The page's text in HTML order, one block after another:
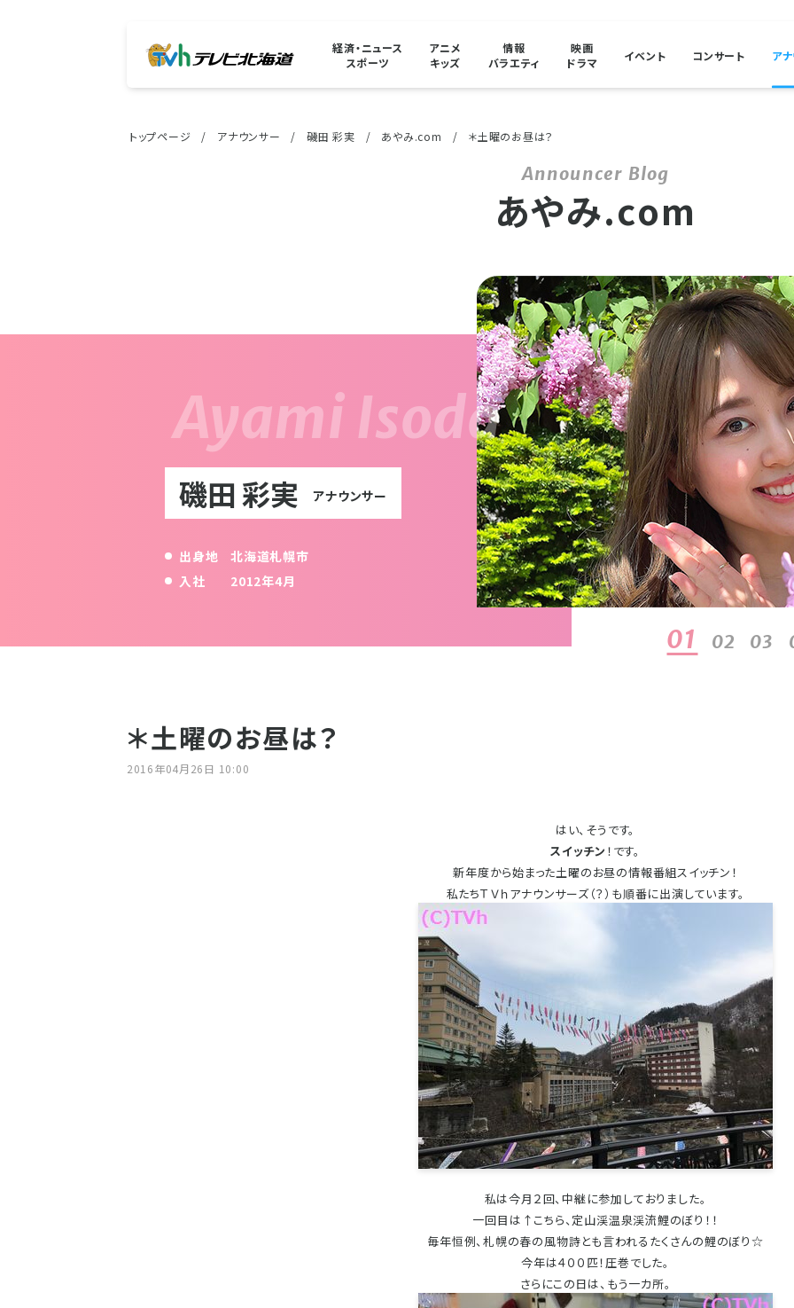
経済・ニュース
スポーツ
アニメ
キッズ
情報
バラエティ
映画
ドラマ
イベント コンサート ア
トップページ アナウンサー 磯田 彩実 あやみ.com ＊土曜のお昼は？
あやみ.com
磯田 彩実 アナウンサー
出身地
北海道札幌市
入社
2012年4月
01 02 03
＊土曜のお昼は？
2016年04月26日 10:00
はい、そうです。
スイッチン ！です。
新年度から始まった土曜のお昼の情報番組スイッチン！
私たちＴＶｈアナウンサーズ（？）も順番に出演しています。
私は今月２回、中継に参加しておりました。
一回目は↑こちら、定山渓温泉渓流鯉のぼり！！
毎年恒例、札幌の春の風物詩とも言われるたくさんの鯉のぼり☆
今年は４００匹！圧巻でした。
さらにこの日は、もう一カ所。